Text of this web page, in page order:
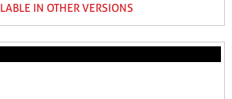
IN OTHER VERSIONS